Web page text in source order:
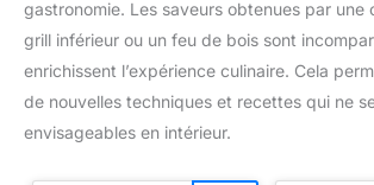
gastronomie. Les saveurs obtenues par une
grill inférieur ou un feu de bois sont
enrichissent l’expérience culinaire. Cela
de nouvelles techniques et recettes qui ne
envisageables en intérieur.